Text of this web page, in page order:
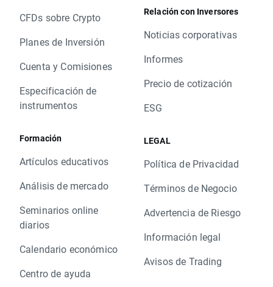
CFDs sobre Crypto
Planes de Inversión
Cuenta y Comisiones
Especificación de
instrumentos
Formación
Artículos educativos
Análisis de mercado
Seminarios online
diarios
Calendario económico
Centro de ayuda
Relación con Inversores
Noticias corporativas
Informes
Precio de cotización
ESG
LEGAL
Política de Privacidad
Términos de Negocio
Advertencia de Riesgo
Información legal
Avisos de Trading